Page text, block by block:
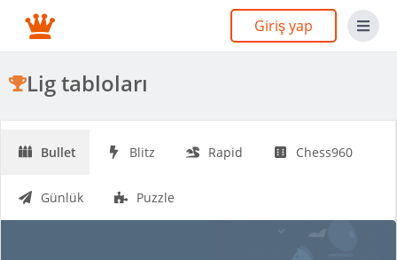
Giriş yap
Lig tabloları
Bullet Blitz Rapid Chess960
Günlük Puzzle